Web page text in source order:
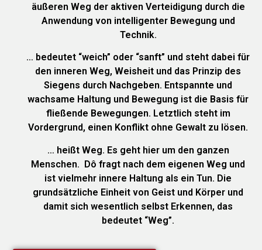
äußeren Weg der aktiven Verteidigung durch die
Anwendung von intelligenter Bewegung und
Technik.
… bedeutet “weich” oder “sanft” und steht dabei für
den inneren Weg, Weisheit und das Prinzip des
Siegens durch Nachgeben. Entspannte und
wachsame Haltung und Bewegung ist die Basis für
fließende Bewegungen. Letztlich steht im
Vordergrund, einen Konflikt ohne Gewalt zu lösen.
… heißt Weg. Es geht hier um den ganzen
Menschen. Dô fragt nach dem eigenen Weg und
ist vielmehr innere Haltung als ein Tun. Die
grundsätzliche Einheit von Geist und Körper und
damit sich wesentlich selbst Erkennen, das
bedeutet “Weg”.